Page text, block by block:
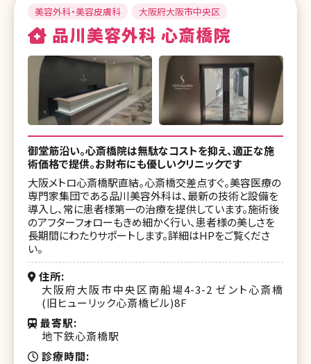
美容外科・美容皮膚科 大阪府大阪市中央区
品川美容外科 心斎橋院
御堂筋沿い。心斎橋院は無駄なコストを抑え、適正な施
術価格で提供。お財布にも優しいクリニックです
大阪メトロ心斎橋駅直結。心斎橋交差点すぐ。美容医療の
専門家集団である品川美容外科は、最新の技術と設備を
導入し、常に患者様第一の治療を提供しています。施術後
のアフターフォローもきめ細かく行い、患者様の美しさを
長期間にわたりサポートします。詳細はHPをご覧くださ
い。
住所
大阪府大阪市中央区南船場4-3-2 ゼント心斎橋
(旧ヒューリック心斎橋ビル)8F
最寄駅
地下鉄心斎橋駅
診療時間